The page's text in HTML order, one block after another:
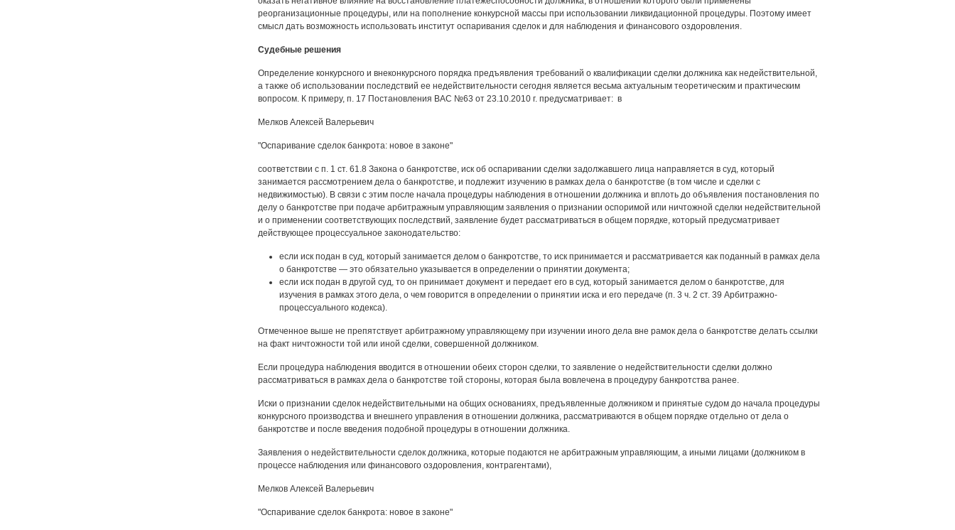
реорганизационные процедуры, или на пополнение конкурсной массы при использовании ликвидационной процедуры. Поэтому имеет
смысл дать возможность использовать институт оспаривания сделок и для наблюдения и финансового оздоровления.
Судебные решения
Определение конкурсного и внеконкурсного порядка предъявления требований о квалификации сделки должника как недействительной,
а также об использовании последствий ее недействительности сегодня является весьма актуальным теоретическим и практическим
вопросом. К примеру, п. 17 Постановления ВАС №63 от 23.10.2010 г. предусматривает: в
Мелков Алексей Валерьевич
"Оспаривание сделок банкрота: новое в законе"
соответствии с п. 1 ст. 61.8 Закона о банкротстве, иск об оспаривании сделки задолжавшего лица направляется в суд, который
занимается рассмотрением дела о банкротстве, и подлежит изучению в рамках дела о банкротстве (в том числе и сделки с
недвижимостью). В связи с этим после начала процедуры наблюдения в отношении должника и вплоть до объявления постановления по
делу о банкротстве при подаче арбитражным управляющим заявления о признании оспоримой или ничтожной сделки недействительной
и о применении соответствующих последствий, заявление будет рассматриваться в общем порядке, который предусматривает
действующее процессуальное законодательство:
если иск подан в суд, который занимается делом о банкротстве, то иск принимается и рассматривается как поданный в рамках дела
о банкротстве — это обязательно указывается в определении о принятии документа;
если иск подан в другой суд, то он принимает документ и передает его в суд, который занимается делом о банкротстве, для
изучения в рамках этого дела, о чем говорится в определении о принятии иска и его передаче (п. 3 ч. 2 ст. 39 Арбитражно-
процессуального кодекса).
Отмеченное выше не препятствует арбитражному управляющему при изучении иного дела вне рамок дела о банкротстве делать ссылки
на факт ничтожности той или иной сделки, совершенной должником.
Если процедура наблюдения вводится в отношении обеих сторон сделки, то заявление о недействительности сделки должно
рассматриваться в рамках дела о банкротстве той стороны, которая была вовлечена в процедуру банкротства ранее.
Иски о признании сделок недействительными на общих основаниях, предъявленные должником и принятые судом до начала процедуры
конкурсного производства и внешнего управления в отношении должника, рассматриваются в общем порядке отдельно от дела о
банкротстве и после введения подобной процедуры в отношении должника.
Заявления о недействительности сделок должника, которые подаются не арбитражным управляющим, а иными лицами (должником в
процессе наблюдения или финансового оздоровления, контрагентами),
Мелков Алексей Валерьевич
"Оспаривание сделок банкрота: новое в законе"